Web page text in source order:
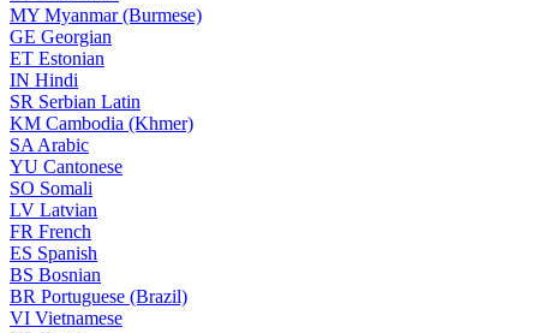
MY Myanmar (Burmese)
GE Georgian
ET Estonian
IN Hindi
SR Serbian Latin
KM Cambodia (Khmer)
SA Arabic
YU Cantonese
SO Somali
LV Latvian
FR French
ES Spanish
BS Bosnian
BR Portuguese (Brazil)
VI Vietnamese